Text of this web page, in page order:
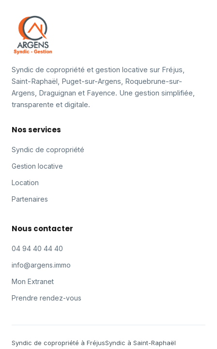
Syndic de copropriété et gestion locative sur Fréjus,
Saint-Raphaël, Puget-sur-Argens, Roquebrune-sur-
Argens, Draguignan et Fayence. Une gestion simplifiée,
transparente et digitale.
Nos services
Syndic de copropriété
Gestion locative
Location
Partenaires
Nous contacter
04 94 40 44 40
info@argens.immo
Mon Extranet
Prendre rendez-vous
Syndic de copropriété à FréjusSyndic à Saint-Raphaël